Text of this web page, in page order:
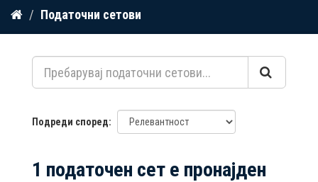
Прескокнете
содржина
Податочни сетови
Подреди според
1 податочен сет е пронајден